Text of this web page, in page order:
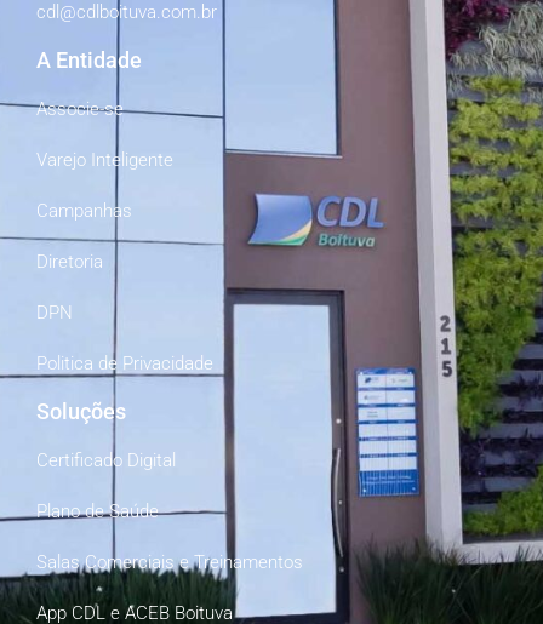
cdl@cdlboituva.com.br
A Entidade
Associe-se
Varejo Inteligente
Campanhas
Diretoria
DPN
Politica de Privacidade
Soluções
Certificado Digital
Plano de Saúde
Salas Comerciais e Treinamentos
App CDL e ACEB Boituva